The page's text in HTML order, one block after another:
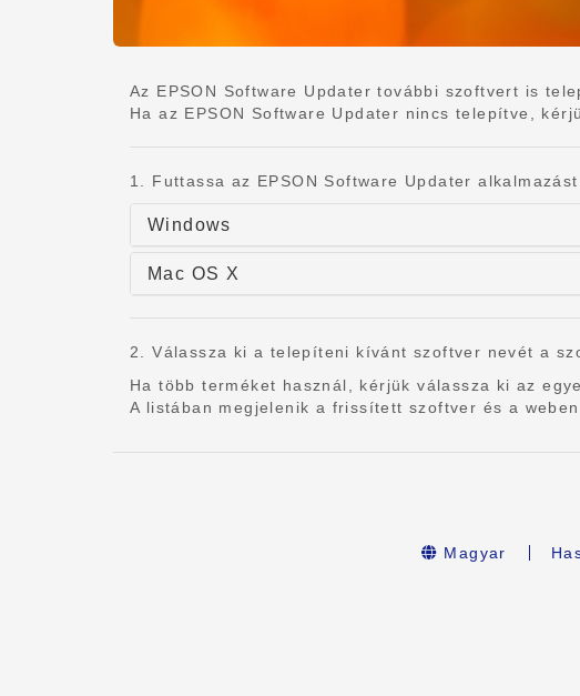
Az EPSON Software Updater további szoftvert is
Ha az EPSON Software Updater nincs telepítve,
1. Futtassa az EPSON Software Updater alkalmazást.
Windows
Mac OS X
2. Válassza ki a telepíteni kívánt szoftver nevét a
Ha több terméket használ, kérjük válassza ki az
A listában megjelenik a frissített szoftver és a
Magyar